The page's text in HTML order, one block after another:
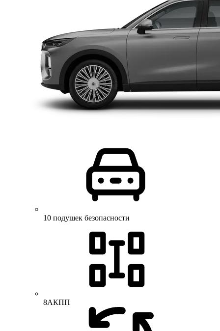
10 подушек безопасности
8АКПП